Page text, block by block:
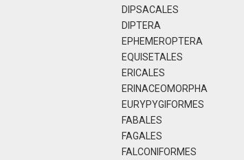
DIPSACALES
DIPTERA
EPHEMEROPTERA
EQUISETALES
ERICALES
ERINACEOMORPHA
EURYPYGIFORMES
FABALES
FAGALES
FALCONIFORMES